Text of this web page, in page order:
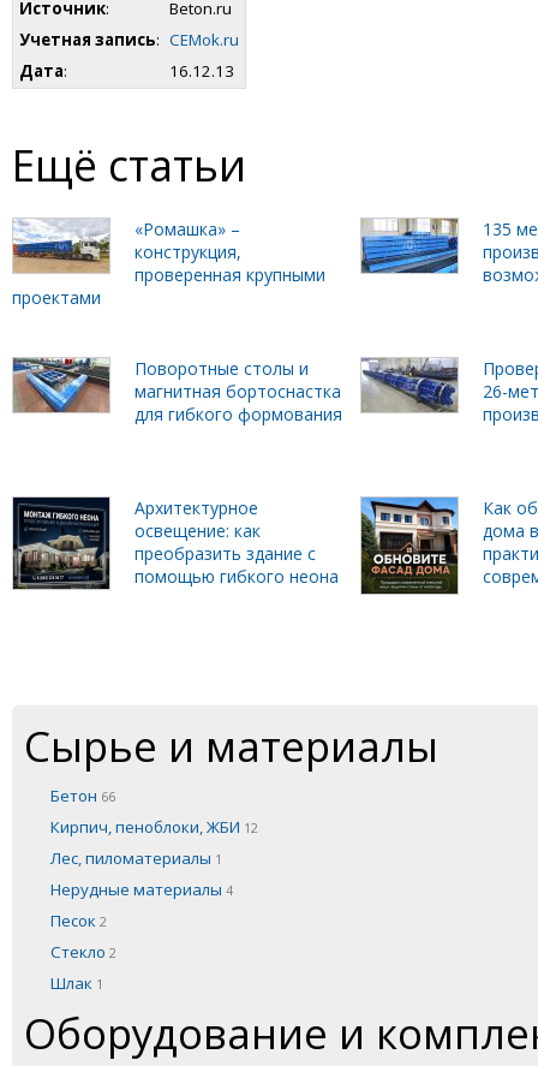
Источник:
Beton.ru
Учетная запись: CEMok.ru
Дата: 16.12.13
Ещё статьи
«Ромашка» –
конструкция,
проверенная крупными
проектами
135
Поворотные столы и
магнитная бортоснастка
для гибкого формования
26-
Архитектурное
освещение: как
преобразить здание с
помощью гибкого неона
Как
дома
Сырье и материалы
Бетон 66
Кирпич, пеноблоки, ЖБИ 12
Лес, пиломатериалы 1
Нерудные материалы 4
Песок 2
Стекло 2
Шлак 1
Оборудование и